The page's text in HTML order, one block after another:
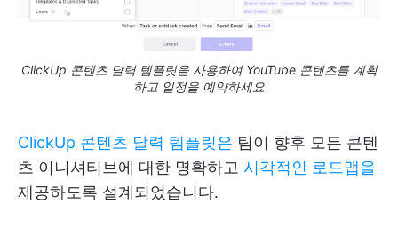
ClickUp 콘텐츠 달력 템플릿을 사용하여 YouTube 콘텐츠를 계획
하고 일정을 예약하세요
ClickUp 콘텐츠 달력 템플릿은 팀이 향후 모든 콘텐
츠 이니셔티브에 대한 명확하고 시각적인 로드맵을
제공하도록 설계되었습니다.